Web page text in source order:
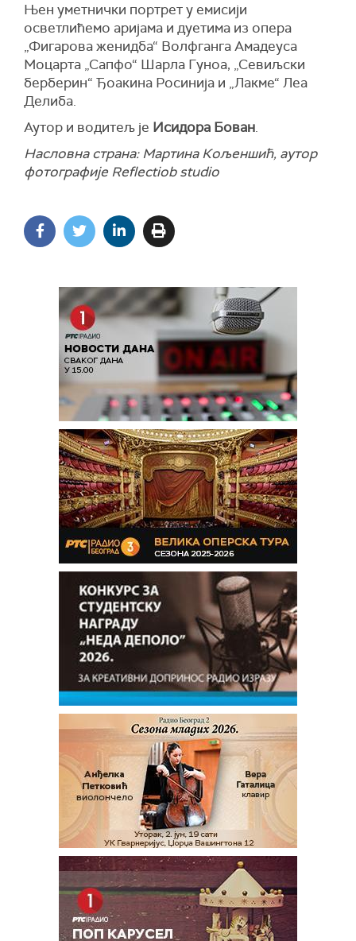
Њен уметнички портрет у емисији
осветлићемо аријама и дуетима из опера
„Фигарова женидба“ Волфганга Амадеуса
Моцарта „Сапфо“ Шарла Гуноа, „Севиљски
берберин“ Ђоакина Росинија и „Лакме“ Леа
Делиба.
Аутор и водитељ је Исидора Бован.
Насловна страна: Мартинa Кољеншић, аутор
фотографије Reflectiob studio